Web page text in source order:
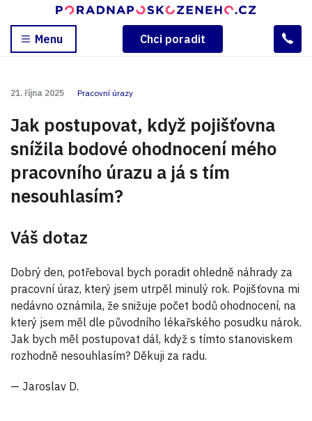
Menu Chci poradit
21. října 2025 Pracovní úrazy
Jak postupovat, když pojišťovna
snížila bodové ohodnocení mého
pracovního úrazu a já s tím
nesouhlasím?
Váš dotaz
Dobrý den, potřeboval bych poradit ohledně náhrady za
pracovní úraz, který jsem utrpěl minulý rok. Pojišťovna mi
nedávno oznámila, že snižuje počet bodů ohodnocení, na
který jsem měl dle původního lékařského posudku nárok.
Jak bych měl postupovat dál, když s tímto stanoviskem
rozhodně nesouhlasím? Děkuji za radu.
— Jaroslav D.